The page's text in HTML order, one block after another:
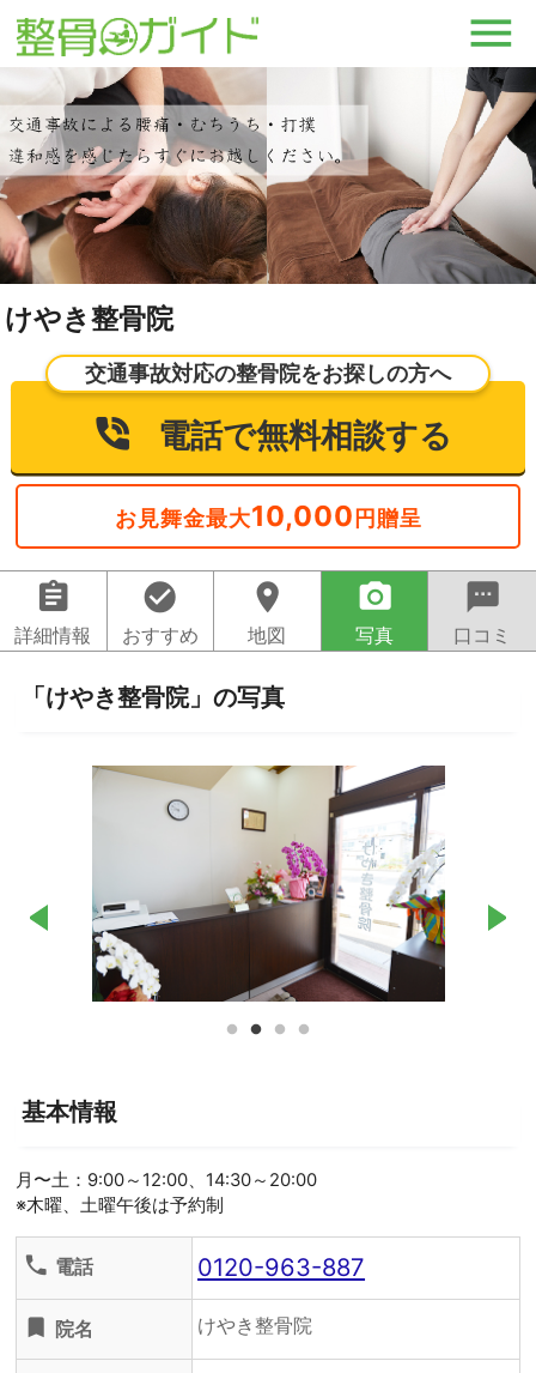
けやき整骨院
交通事故対応の整骨院をお探しの方へ
電話で無料相談する
お見舞金最大10,000 円贈呈
assignment
詳細情報
check_circle
おすすめ
location_on
地図
camera_alt
写真
sms
口コミ
「けやき整骨院」の写真
基本情報
月〜土：9:00～12:00、14:30～20:00
※木曜、土曜午後は予約制
phone 電話 0120-963-887
turned_in 院名 けやき整骨院